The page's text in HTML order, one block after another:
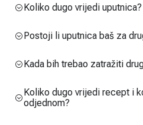
Koliko dugo vrijedi uputnica?
Postoji li uputnica baš za
Kada bih trebao zatražiti
Koliko dugo vrijedi recept i
odjednom?